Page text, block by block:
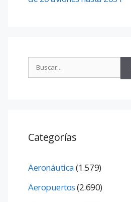
Categorías
Aeronáutica(1.579)
Aeropuertos(2.690)